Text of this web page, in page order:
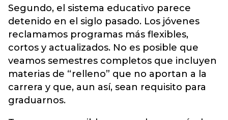
Segundo, el sistema educativo parece
detenido en el siglo pasado. Los jóvenes
reclamamos programas más flexibles,
cortos y actualizados. No es posible que
veamos semestres completos que incluyen
materias de “relleno” que no aportan a la
carrera y que, aun así, sean requisito para
graduarnos.